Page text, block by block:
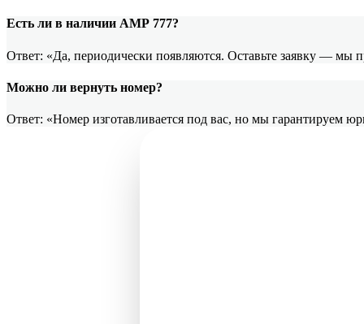
Есть ли в наличии АМР 777?
Ответ: «Да, периодически появляются. Оставьте заявку — мы
Можно ли вернуть номер?
Ответ: «Номер изготавливается под вас, но мы гарантируем